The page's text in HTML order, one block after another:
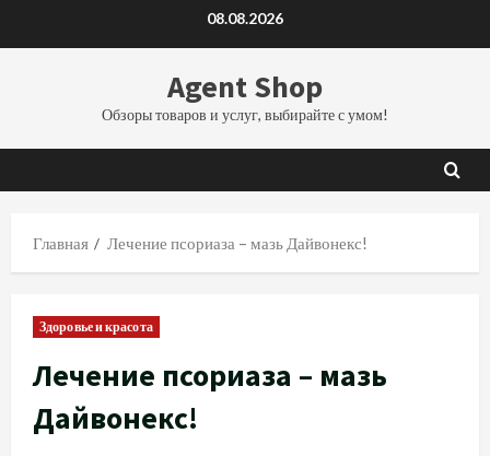
08.08.2026
Agent Shop
Обзоры товаров и услуг, выбирайте с умом!
Главная Лечение псориаза – мазь Дайвонекс!
Здоровье и красота
Лечение псориаза – мазь
Дайвонекс!